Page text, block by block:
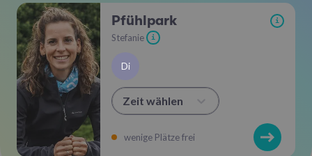
Pfühlpark i
Stefanie i
Di
Zeit wählen
wenige Plätze frei